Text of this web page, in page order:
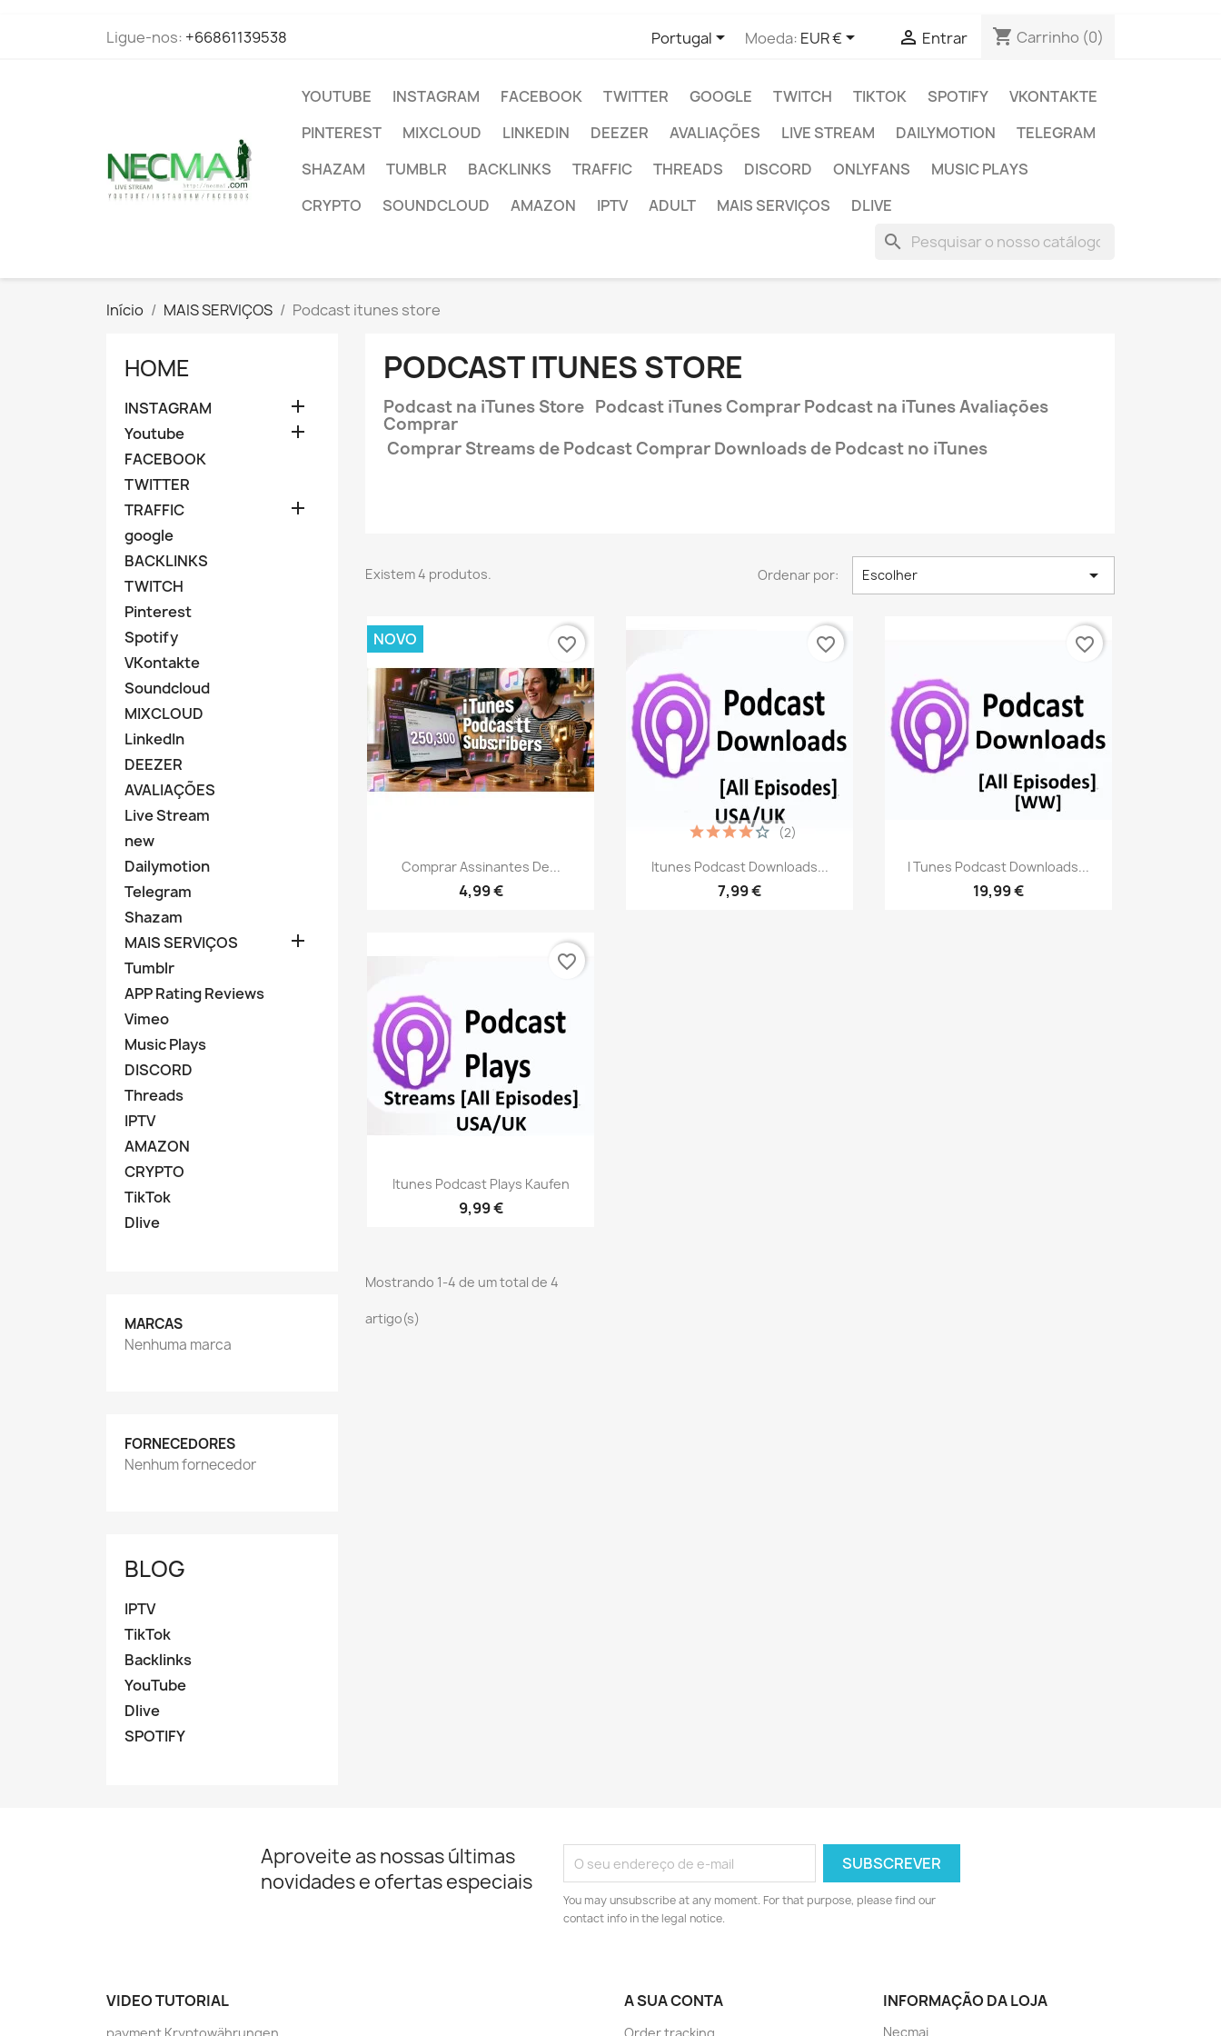
Ligue-nos: +66861139538 Portugal Moeda: EUR €  Entrar shopping_cart Carrinho (0)
YOUTUBE INSTAGRAM FACEBOOK TWITTER GOOGLE TWITCH TIKTOK SPOTIFY
VKONTAKTE
PINTEREST
MIXCLOUD LINKEDIN DEEZER AVALIAÇÕES LIVE STREAM DAILYMOTION
TELEGRAM
SHAZAM
TUMBLR BACKLINKS TRAFFIC THREADS DISCORD ONLYFANS
MUSIC PLAYS
CRYPTO
SOUNDCLOUD AMAZON IPTV ADULT MAIS SERVIÇOS DLIVE
search
Início MAIS SERVIÇOS Podcast itunes store
HOME
INSTAGRAM 
Youtube 
FACEBOOK
TWITTER
TRAFFIC

google
BACKLINKS
TWITCH
Pinterest
Spotify
VKontakte
Soundcloud
MIXCLOUD
LinkedIn
DEEZER
AVALIAÇÕES
Live Stream
new
Dailymotion
Telegram
Shazam
MAIS SERVIÇOS

Tumblr
APP Rating Reviews
Vimeo
Music Plays
DISCORD
Threads
IPTV
AMAZON
CRYPTO
TikTok
Dlive
MARCAS
Nenhuma marca
FORNECEDORES
Nenhum fornecedor
BLOG
IPTV
TikTok
Backlinks
YouTube
Dlive
SPOTIFY
PODCAST ITUNES STORE
Podcast na iTunes Store Podcast iTunes Comprar Podcast na iTunes Avaliações
Comprar
Comprar Streams de Podcast Comprar Downloads de Podcast no iTunes
Existem 4 produtos. Ordenar por: Escolher 
Vista rápida
Comprar Assinantes De...
4,99 €
NOVO favorite_border
Vista rápida
Itunes Podcast Downloads...
7,99 €
(2)
favorite_border
Vista rápida
I Tunes Podcast Downloads...
19,99 €
favorite_border
Vista rápida
Itunes Podcast Plays Kaufen
9,99 €
favorite_border
Mostrando 1-4 de um total de 4
artigo(s)
Aproveite as nossas últimas
novidades e ofertas especiais
You may unsubscribe at any moment. For that purpose, please find our
contact info in the legal notice.
VIDEO TUTORIAL A SUA CONTA INFORMAÇÃO DA LOJA
Necmai